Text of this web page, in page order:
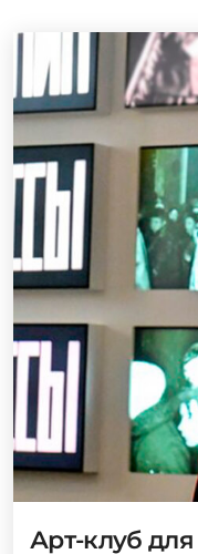
Арт-клуб